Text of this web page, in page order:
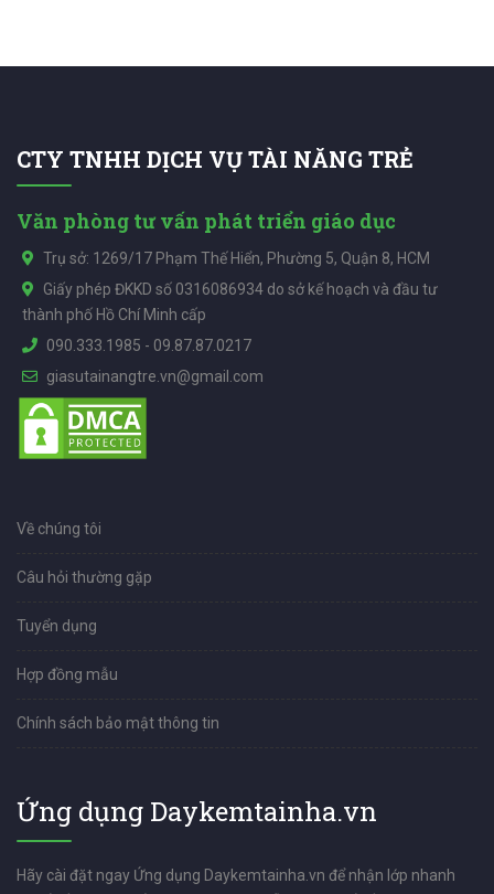
CTY TNHH DỊCH VỤ TÀI NĂNG TRẺ
Văn phòng tư vấn phát triển giáo dục
Trụ sở: 1269/17 Phạm Thế Hiển, Phường 5, Quận 8, HCM
Giấy phép ĐKKD số 0316086934 do sở kế hoạch và đầu tư
thành phố Hồ Chí Minh cấp
090.333.1985 - 09.87.87.0217
giasutainangtre.vn@gmail.com
Về chúng tôi
Câu hỏi thường gặp
Tuyển dụng
Hợp đồng mẫu
Chính sách bảo mật thông tin
Ứng dụng Daykemtainha.vn
Hãy cài đặt ngay Ứng dụng Daykemtainha.vn để nhận lớp nhanh